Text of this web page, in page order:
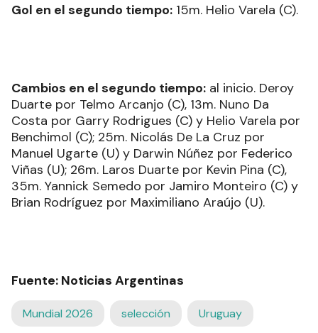
Gol en el segundo tiempo: 15m. Helio Varela (C).
Cambios en el segundo tiempo: al inicio. Deroy
Duarte por Telmo Arcanjo (C), 13m. Nuno Da
Costa por Garry Rodrigues (C) y Helio Varela por
Benchimol (C); 25m. Nicolás De La Cruz por
Manuel Ugarte (U) y Darwin Núñez por Federico
Viñas (U); 26m. Laros Duarte por Kevin Pina (C),
35m. Yannick Semedo por Jamiro Monteiro (C) y
Brian Rodríguez por Maximiliano Araújo (U).
Fuente: Noticias Argentinas
Mundial 2026 selección Uruguay